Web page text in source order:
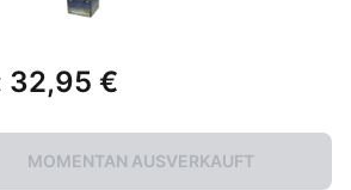
32,95 €
MOMENTAN AUSVERKAUFT